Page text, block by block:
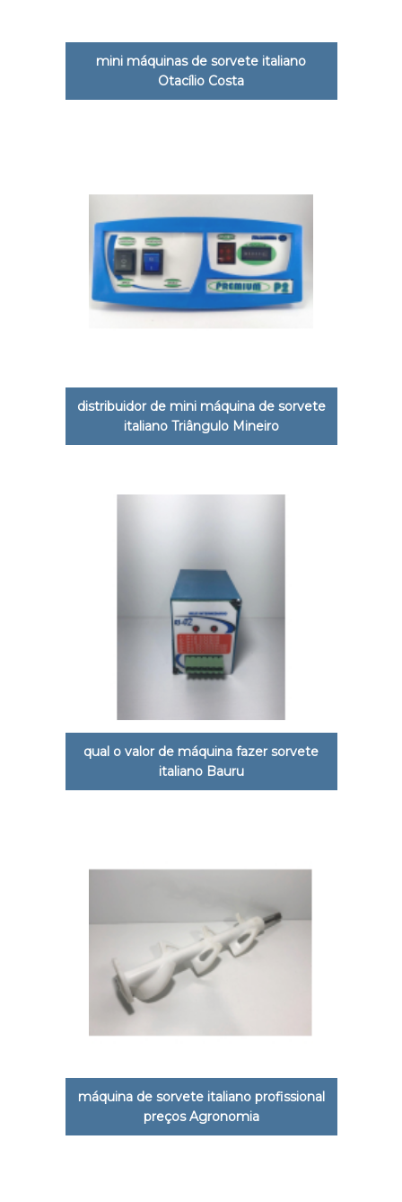
mini máquinas de sorvete italiano
Otacílio Costa
distribuidor de mini máquina de sorvete
italiano Triângulo Mineiro
qual o valor de máquina fazer sorvete
italiano Bauru
máquina de sorvete italiano profissional
preços Agronomia